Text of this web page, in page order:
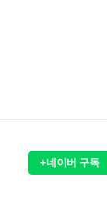
+네이버 구독